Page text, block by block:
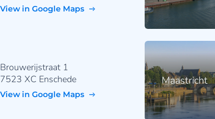
View in Google Maps
Brouwerijstraat 1
7523 XC Enschede
View in Google Maps
Maastricht